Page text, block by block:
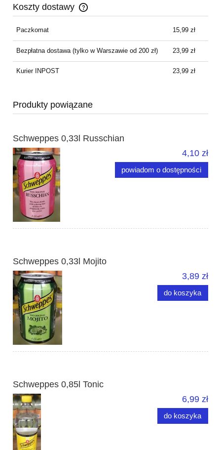
Koszty dostawy
Cena nie zawiera ewentualnych kosztów płatności
Paczkomat 15,99 zł
Bezpłatna dostawa(tylko w Warszawie od 200 zł) 23,99 zł
Kurier INPOST 23,99 zł
Produkty powiązane
Schweppes 0,33l Russchian
4,10 zł
powiadom o dostępności
Schweppes 0,33l Mojito
3,89 zł
do koszyka
Schweppes 0,85l Tonic
6,99 zł
do koszyka